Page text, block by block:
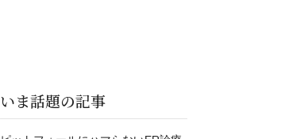
いま話題の記事